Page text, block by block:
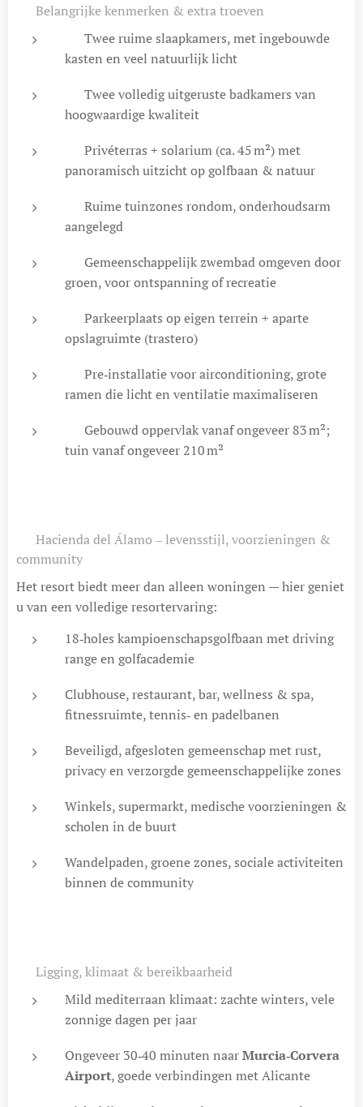
✨ Belangrijke kenmerken & extra troeven
🛏 Twee ruime slaapkamers, met ingebouwde
kasten en veel natuurlijk licht
🚿 Twee volledig uitgeruste badkamers van
hoogwaardige kwaliteit
🏡 Privéterras + solarium (ca. 45 m²) met
panoramisch uitzicht op golfbaan & natuur
🌿 Ruime tuinzones rondom, onderhoudsarm
aangelegd
🏊 Gemeenschappelijk zwembad omgeven door
groen, voor ontspanning of recreatie
🚗 Parkeerplaats op eigen terrein + aparte
opslagruimte (trastero)
❄ Pre‑installatie voor airconditioning, grote
ramen die licht en ventilatie maximaliseren
📐 Gebouwd oppervlak vanaf ongeveer 83 m²;
tuin vanaf ongeveer 210 m²
🏌️ Hacienda del Álamo ‒ levensstijl, voorzieningen &
community
Het resort biedt meer dan alleen woningen — hier geniet
u van een volledige resortervaring:
18‑holes kampioenschapsgolfbaan met driving
range en golfacademie
Clubhouse, restaurant, bar, wellness & spa,
fitnessruimte, tennis‑ en padelbanen
Beveiligd, afgesloten gemeenschap met rust,
privacy en verzorgde gemeenschappelijke zones
Winkels, supermarkt, medische voorzieningen &
scholen in de buurt
Wandelpaden, groene zones, sociale activiteiten
binnen de community
📍 Ligging, klimaat & bereikbaarheid
Mild mediterraan klimaat: zachte winters, vele
zonnige dagen per jaar
Ongeveer 30‑40 minuten naarMurcia‑Corvera
Airport, goede verbindingen met Alicante